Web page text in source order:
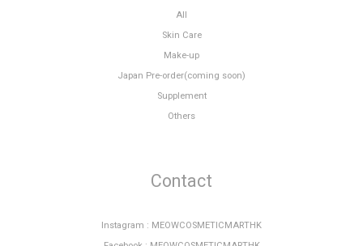
All
Skin Care
Make-up
Japan Pre-order(coming soon)
Supplement
Others
Contact
Instagram : MEOWCOSMETICMARTHK